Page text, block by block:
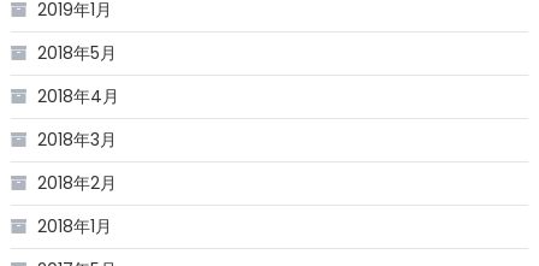
2019年1月
2018年5月
2018年4月
2018年3月
2018年2月
2018年1月